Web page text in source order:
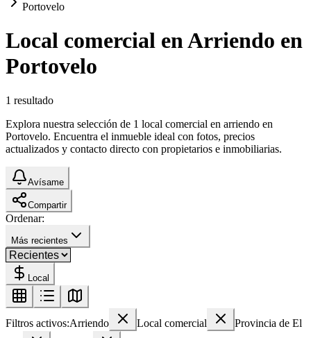
Portovelo
Local comercial en Arriendo en
Portovelo
1 resultado
Explora nuestra selección de 1 local comercial en arriendo en
Portovelo. Encuentra el inmueble ideal con fotos, precios
actualizados y contacto directo con propietarios e inmobiliarias.
Avísame
Compartir
Ordenar:
Más recientes
Local
Filtros activos:Arriendo Local comercial
Provincia de El